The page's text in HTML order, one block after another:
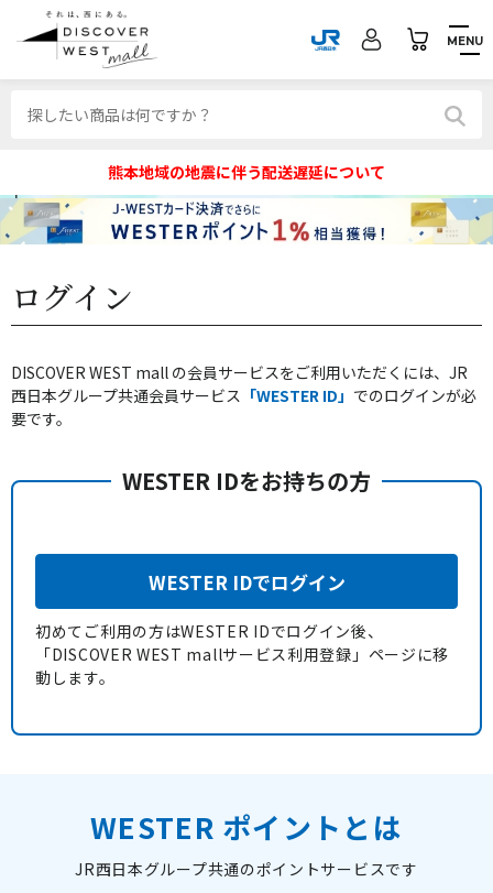
MENU
熊本地域の地震に伴う配送遅延について
ログイン
DISCOVER WEST mall の会員サービスをご利用いただくには、JR
西日本グループ共通会員サービス 「WESTER ID」 でのログインが必
要です。
WESTER IDをお持ちの方
WESTER IDでログイン
初めてご利用の方はWESTER IDでログイン後、
「DISCOVER WEST mallサービス利用登録」ページに移
動します。
WESTER ポイントとは
JR西日本グループ共通のポイントサービスです